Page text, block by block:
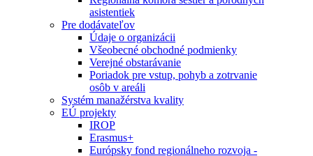
asistentiek
Pre dodávateľov
Údaje o organizácii
Všeobecné obchodné podmienky
Verejné obstarávanie
Poriadok pre vstup, pohyb a zotrvanie
osôb v areáli
Systém manažérstva kvality
EÚ projekty
IROP
Erasmus+
Európsky fond regionálneho rozvoja -